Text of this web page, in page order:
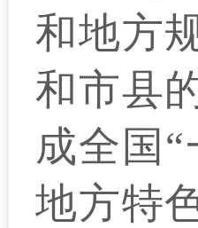
和地方
和市县
成全国
地方特